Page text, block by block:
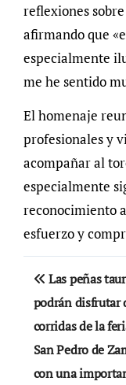
reflexiones
afirmando que
especialmente
me he sentido
El homenaje
profesionales y
acompañar al
especialmente
reconocimiento
esfuerzo y
de
entradas
Las peñas
podrán disfrutar
corridas de la
San Pedro de
con una